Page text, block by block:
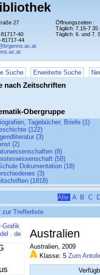
27
40
81717-44
Öffnungszeiten :
Täglich: 7.15-
Täglich: 6. und 7.
Suche Erweiterte Suche
nach Zeitschriften
Obergruppe
Tagebücher, Briefe (1)
(122)
(3)
(2)
(8)
(58)
Dokumentation (18)
(3)
(1818)
Alle A B C
zur Trefferliste
. de Australien
Australien, 2009
Klasse: 5 Zum